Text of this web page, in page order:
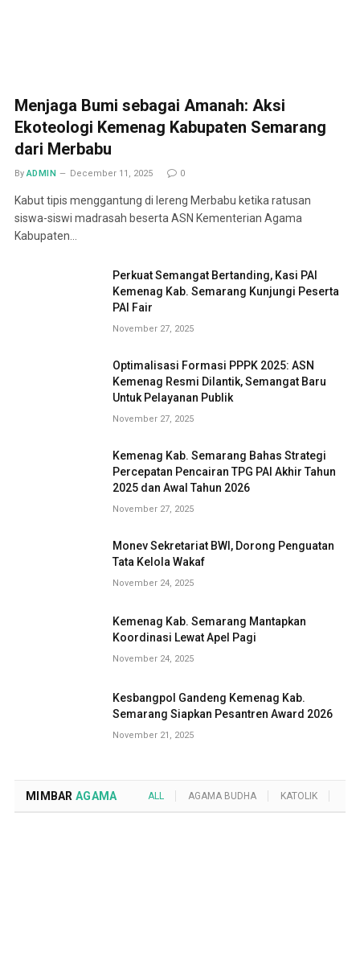
Menjaga Bumi sebagai Amanah: Aksi
Ekoteologi Kemenag Kabupaten Semarang
dari Merbabu
By ADMIN December 11, 2025 0
Kabut tipis menggantung di lereng Merbabu ketika ratusan
siswa-siswi madrasah beserta ASN Kementerian Agama
Kabupaten…
Perkuat Semangat Bertanding, Kasi PAI
Kemenag Kab. Semarang Kunjungi Peserta
PAI Fair
November 27, 2025
Optimalisasi Formasi PPPK 2025: ASN
Kemenag Resmi Dilantik, Semangat Baru
Untuk Pelayanan Publik
November 27, 2025
Kemenag Kab. Semarang Bahas Strategi
Percepatan Pencairan TPG PAI Akhir Tahun
2025 dan Awal Tahun 2026
November 27, 2025
Monev Sekretariat BWI, Dorong Penguatan
Tata Kelola Wakaf
November 24, 2025
Kemenag Kab. Semarang Mantapkan
Koordinasi Lewat Apel Pagi
November 24, 2025
Kesbangpol Gandeng Kemenag Kab.
Semarang Siapkan Pesantren Award 2026
November 21, 2025
MIMBAR AGAMA ALL AGAMA BUDHA KATOLIK